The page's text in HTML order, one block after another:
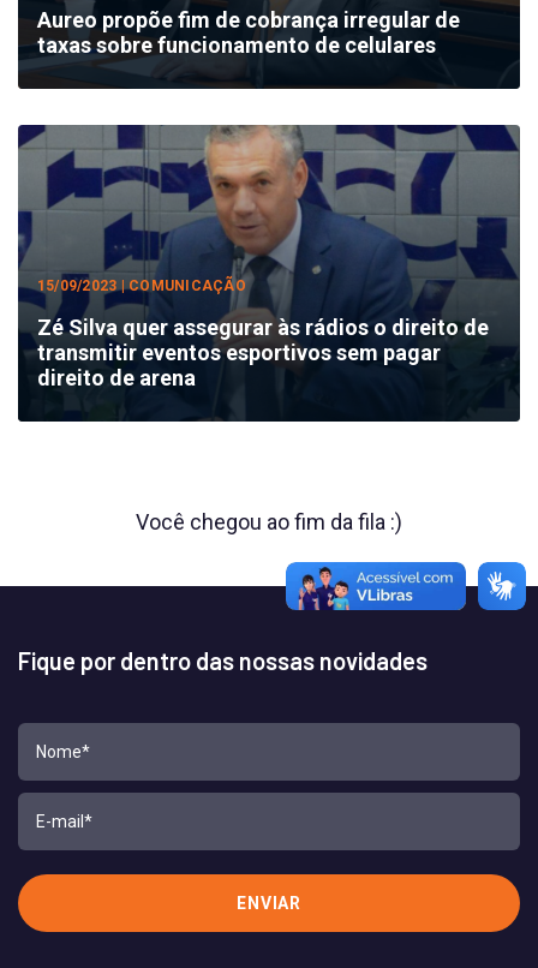
Aureo propõe fim de cobrança irregular de
taxas sobre funcionamento de celulares
15/09/2023 | COMUNICAÇÃO
Zé Silva quer assegurar às rádios o direito de
transmitir eventos esportivos sem pagar
direito de arena
Você chegou ao fim da fila :)
Fique por dentro das nossas novidades